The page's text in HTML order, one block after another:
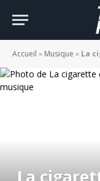
Accueil » Musique » La